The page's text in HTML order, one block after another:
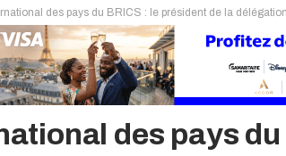
Interviews Publireportage
des pays du BRICS : le président de la
des pays